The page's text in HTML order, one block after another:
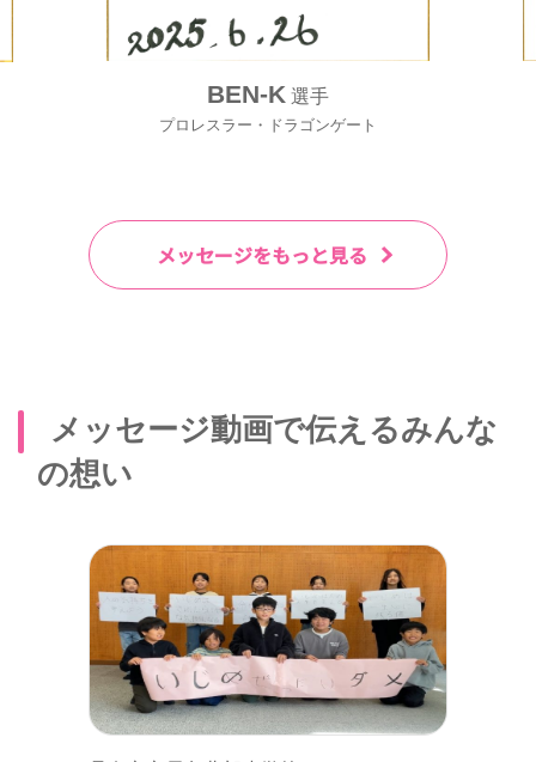
BEN-K 選手
プロレスラー・ドラゴンゲート
メッセージをもっと見る
メッセージ動画で伝えるみんな
の想い